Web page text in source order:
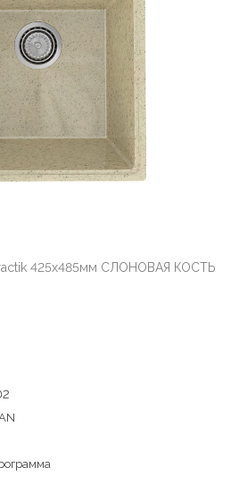
425х485мм СЛОНОВАЯ КОСТЬ